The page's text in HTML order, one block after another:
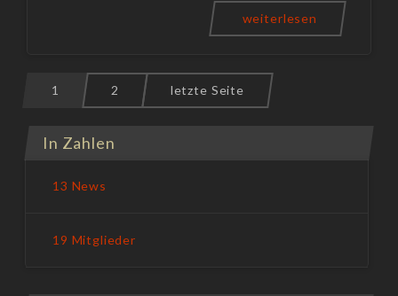
weiterlesen
1 2 letzte Seite
In Zahlen
13 News
19 Mitglieder